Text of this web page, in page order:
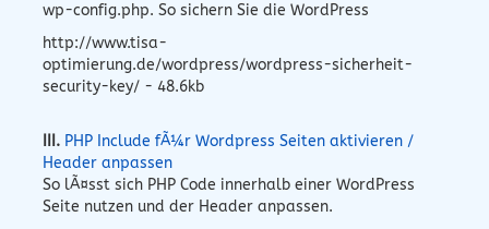
wp-config.php. So sichern Sie die WordPress
http://www.tisa-
optimierung.de/wordpress/wordpress-sicherheit-
security-key/ - 48.6kb
III. PHP Include fÃ¼r Wordpress Seiten aktivieren /
Header anpassen
So lÃ¤sst sich PHP Code innerhalb einer WordPress
Seite nutzen und der Header anpassen.